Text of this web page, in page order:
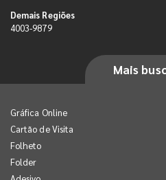
Demais Regiões
4003-9879
Mais
Gráfica Online
Cartão de Visita
Folheto
Folder